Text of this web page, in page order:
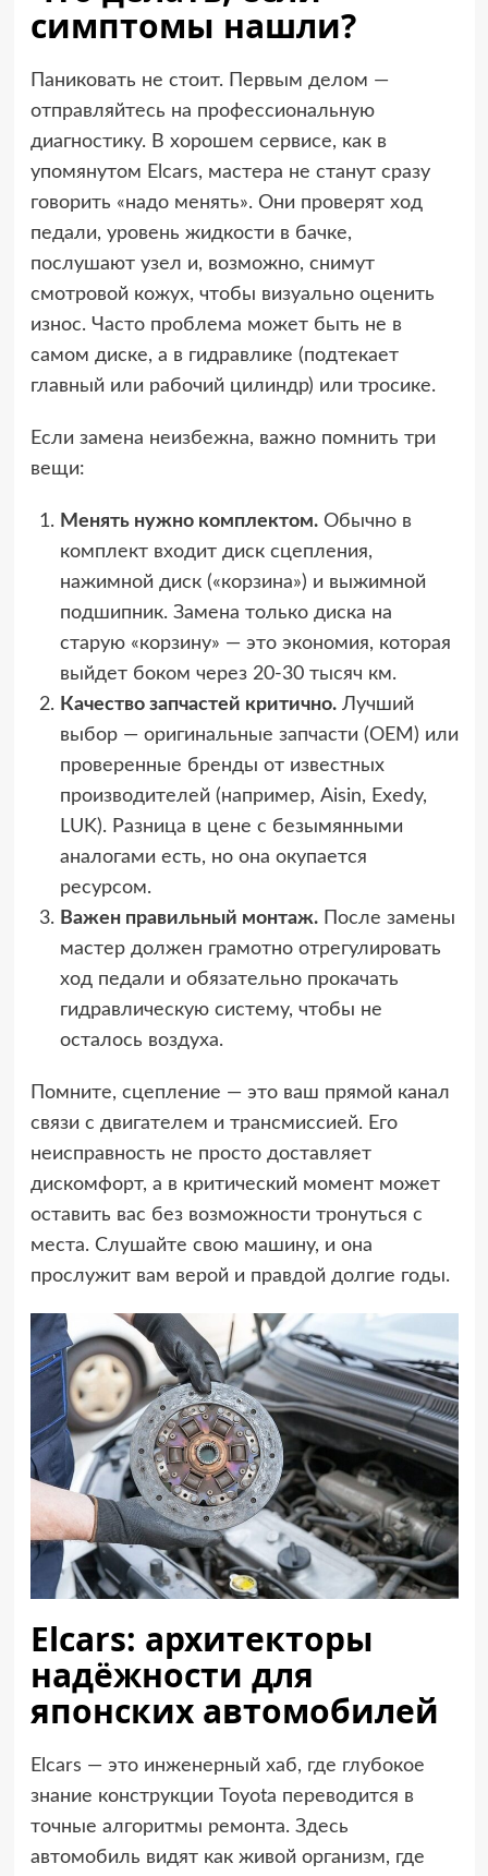
симптомы нашли?
Паниковать не стоит. Первым делом —
отправляйтесь на профессиональную
диагностику. В хорошем сервисе, как в
упомянутом Elcars, мастера не станут сразу
говорить «надо менять». Они проверят ход
педали, уровень жидкости в бачке,
послушают узел и, возможно, снимут
смотровой кожух, чтобы визуально оценить
износ. Часто проблема может быть не в
самом диске, а в гидравлике (подтекает
главный или рабочий цилиндр) или тросике.
Если замена неизбежна, важно помнить три
вещи:
Менять нужно комплектом.Обычно в
комплект входит диск сцепления,
нажимной диск («корзина») и выжимной
подшипник. Замена только диска на
старую «корзину» — это экономия, которая
выйдет боком через 20-30 тысяч км.
Качество запчастей критично.Лучший
выбор — оригинальные запчасти (OEM) или
проверенные бренды от известных
производителей (например, Aisin, Exedy,
LUK). Разница в цене с безымянными
аналогами есть, но она окупается
ресурсом.
Важен правильный монтаж.После замены
мастер должен грамотно отрегулировать
ход педали и обязательно прокачать
гидравлическую систему, чтобы не
осталось воздуха.
Помните, сцепление — это ваш прямой канал
связи с двигателем и трансмиссией. Его
неисправность не просто доставляет
дискомфорт, а в критический момент может
оставить вас без возможности тронуться с
места. Слушайте свою машину, и она
прослужит вам верой и правдой долгие годы.
Elcars: архитекторы
надёжности для
японских автомобилей
Elcars — это инженерный хаб, где глубокое
знание конструкции Toyota переводится в
точные алгоритмы ремонта. Здесь
автомобиль видят как живой организм, где